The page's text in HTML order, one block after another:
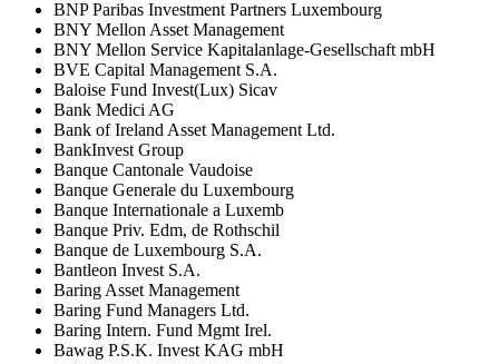
BNP Paribas Investment Partners Luxembourg
BNY Mellon Asset Management
BNY Mellon Service Kapitalanlage-Gesellschaft mbH
BVE Capital Management S.A.
Baloise Fund Invest(Lux) Sicav
Bank Medici AG
Bank of Ireland Asset Management Ltd.
BankInvest Group
Banque Cantonale Vaudoise
Banque Generale du Luxembourg
Banque Internationale a Luxemb
Banque Priv. Edm, de Rothschil
Banque de Luxembourg S.A.
Bantleon Invest S.A.
Baring Asset Management
Baring Fund Managers Ltd.
Baring Intern. Fund Mgmt Irel.
Bawag P.S.K. Invest KAG mbH